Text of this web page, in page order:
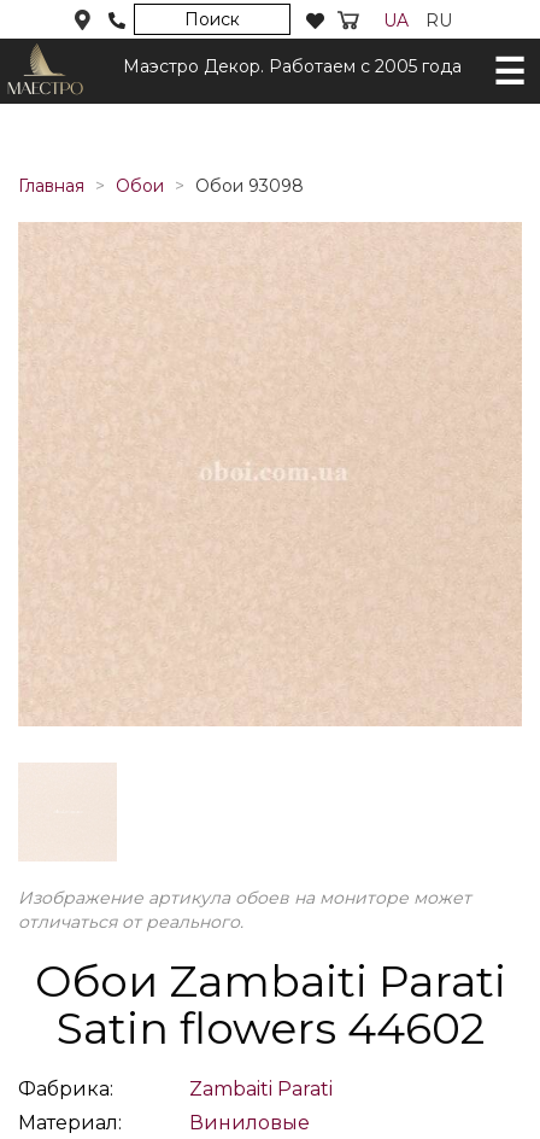
Поиск UA RU
Маэстро Декор. Работаем с 2005 года
Главная Обои Обои 93098
Изображение артикула обоев на мониторе может
отличаться от реального.
Обои Zambaiti Parati
Satin flowers 44602
Фабрика:
Zambaiti Parati
Материал:
Виниловые